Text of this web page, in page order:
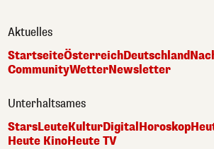
Aktuelles
StartseiteÖsterreichDeutschland
CommunityWetterNewsletter
Unterhaltsames
StarsLeuteKulturDigital Horoskop
Heute KinoHeute TV